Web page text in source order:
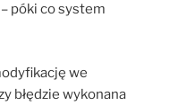
póki co system
we
błędzie wykonana